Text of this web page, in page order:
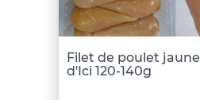
Filet de poulet jaune
d'Ici 120-140g